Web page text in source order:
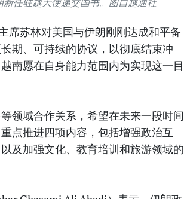
任驻越大使递交国书。图自越通社
席苏林对美国与伊朗刚刚达成和平备
期、可持续的协议，以彻底结束冲
南愿在自身能力范围内为实现这一目
领域合作关系，希望在未来一段时间
点推进四项内容，包括增强政治互
及加强文化、教育培训和旅游领域的